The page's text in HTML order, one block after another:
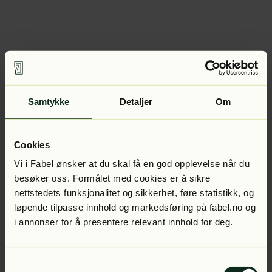
Samtykke Detaljer Om
Cookies
Vi i Fabel ønsker at du skal få en god opplevelse når du
besøker oss. Formålet med cookies er å sikre
nettstedets funksjonalitet og sikkerhet, føre statistikk, og
løpende tilpasse innhold og markedsføring på fabel.no og
i annonser for å presentere relevant innhold for deg.